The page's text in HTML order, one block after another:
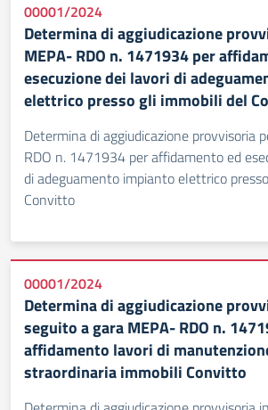
00001/2024
Determina di aggiudicazione
MEPA- RDO n. 1471934 per
esecuzione dei lavori di
elettrico presso gli immobili del
Determina di aggiudicazione provvisoria
RDO n. 1471934 per affidamento ed
di adeguamento impianto elettrico
Convitto
00001/2024
Determina di aggiudicazione
seguito a gara MEPA- RDO n.
affidamento lavori di
straordinaria immobili Convitto